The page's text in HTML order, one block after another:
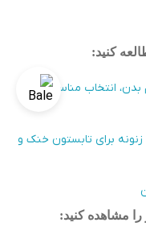
کنید:
بدن، انتخاب مناسب
زنونه برای تابستون خنک و
مشاهده کنید: